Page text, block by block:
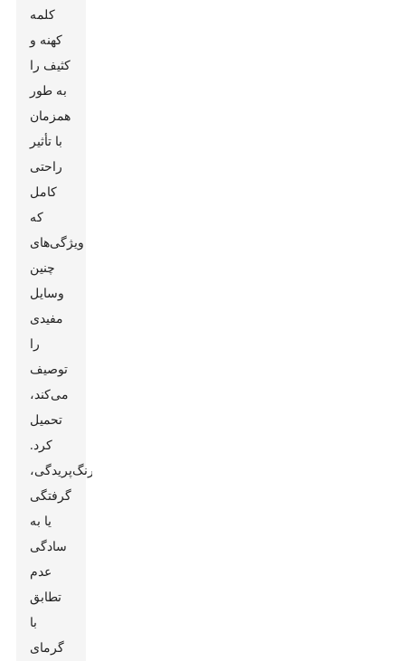
کلمه
کهنه و
کثیف را
به طور
همزمان
با تأثیر
راحتی
کامل
که
ویژگی‌های
چنین
وسایل
مفیدی
را
توصیف
می‌کند،
تحمیل
کرد.
رنگ‌پریدگی،
گرفتگی
یا به
سادگی
عدم
تطابق
با
گرمای